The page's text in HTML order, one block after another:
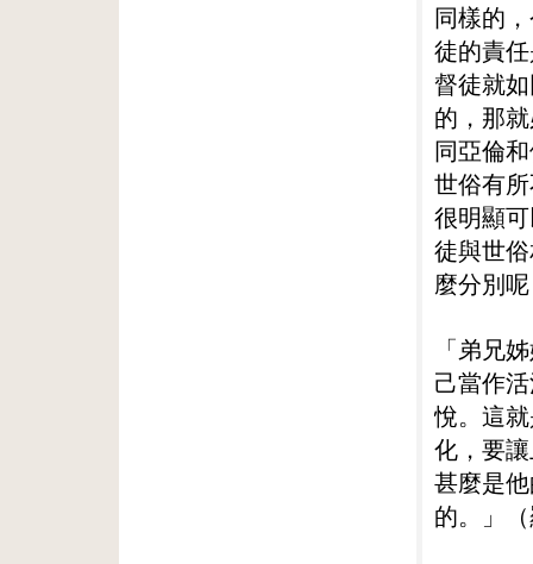
同樣的
徒的責
督徒就
的，那
同亞倫
世俗有
很明顯
徒與世
麼分別
「弟兄
己當作
悅。這
化，要
甚麼是
的。」